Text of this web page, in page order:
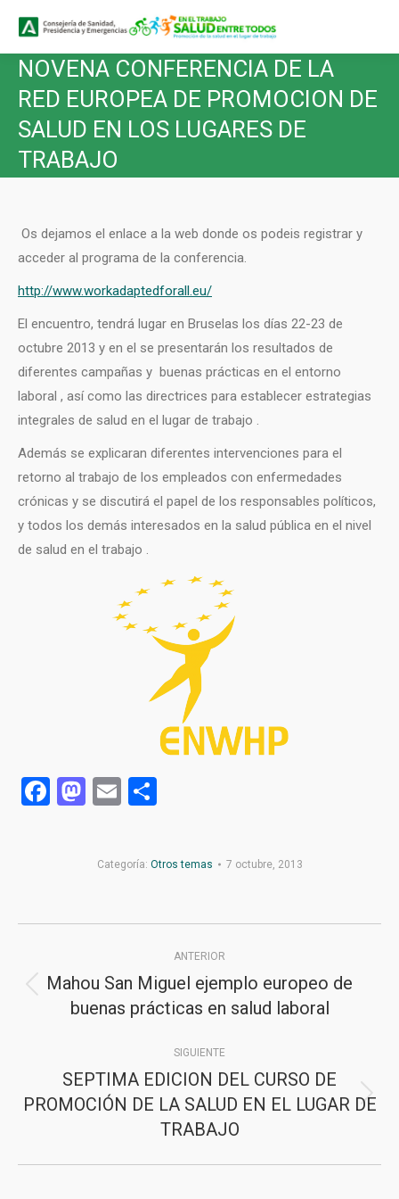
NOVENA CONFERENCIA DE LA
RED EUROPEA DE PROMOCION DE
SALUD EN LOS LUGARES DE
TRABAJO
Os dejamos el enlace a la web donde os podeis registrar y
acceder al programa de la conferencia.
http://www.workadaptedforall.eu/
El encuentro, tendrá lugar en Bruselas los días 22-23 de
octubre 2013 y en el se presentarán los resultados de
diferentes campañas y buenas prácticas en el entorno
laboral , así como las directrices para establecer estrategias
integrales de salud en el lugar de trabajo .
Además se explicaran diferentes intervenciones para el
retorno al trabajo de los empleados con enfermedades
crónicas y se discutirá el papel de los responsables políticos,
y todos los demás interesados ​​en la salud pública en el nivel
de salud en el trabajo .
Facebook
Mastodon
Email
Categoría: Otros temas 7 octubre, 2013
entre
publicaciones
ANTERIOR
Publicación
anterior:
Mahou San Miguel ejemplo europeo de
buenas prácticas en salud laboral
SIGUIENTE
Publicación
siguiente:
SEPTIMA EDICION DEL CURSO DE
PROMOCIÓN DE LA SALUD EN EL LUGAR DE
TRABAJO